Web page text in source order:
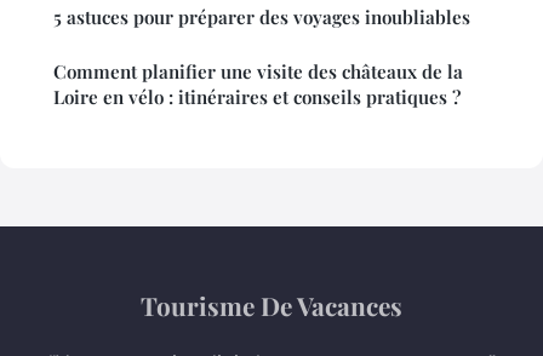
5 astuces pour préparer des voyages inoubliables
Comment planifier une visite des châteaux de la
Loire en vélo : itinéraires et conseils pratiques ?
Tourisme De Vacances